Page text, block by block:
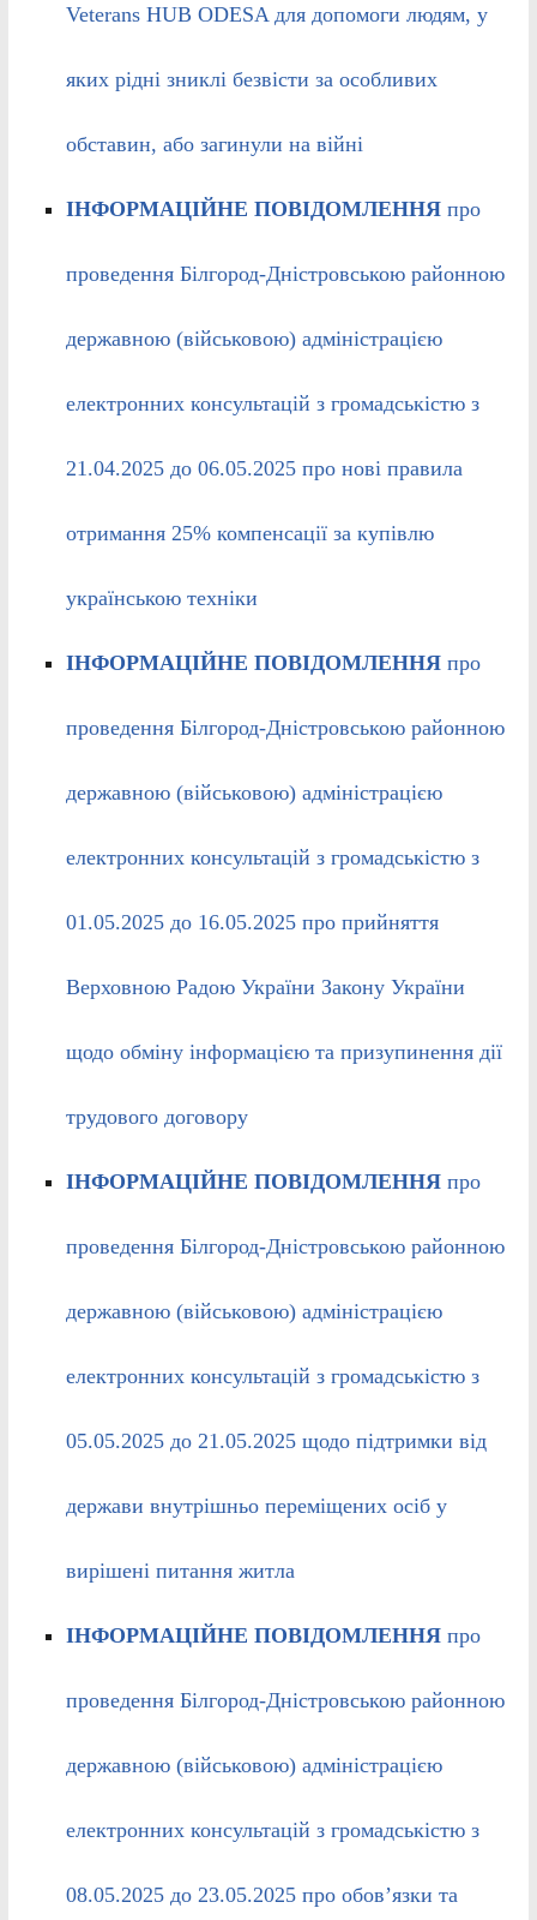
Veterans HUB ODESA для допомоги людям, у
яких рідні зниклі безвісти за особливих
обставин, або загинули на війні
ІНФОРМАЦІЙНЕ ПОВІДОМЛЕННЯпро
проведення Білгород-Дністровською районною
державною (військовою) адміністрацією
електронних консультацій з громадськістю з
21.04.2025 до 06.05.2025 про нові правила
отримання 25% компенсації за купівлю
українською техніки
ІНФОРМАЦІЙНЕ ПОВІДОМЛЕННЯпро
проведення Білгород-Дністровською районною
державною (військовою) адміністрацією
електронних консультацій з громадськістю з
01.05.2025 до 16.05.2025 про прийняття
Верховною Радою України Закону України
щодо обміну інформацією та призупинення дії
трудового договору
ІНФОРМАЦІЙНЕ ПОВІДОМЛЕННЯпро
проведення Білгород-Дністровською районною
державною (військовою) адміністрацією
електронних консультацій з громадськістю з
05.05.2025 до 21.05.2025 щодо підтримки від
держави внутрішньо переміщених осіб у
вирішені питання житла
ІНФОРМАЦІЙНЕ ПОВІДОМЛЕННЯпро
проведення Білгород-Дністровською районною
державною (військовою) адміністрацією
електронних консультацій з громадськістю з
08.05.2025 до 23.05.2025 про обов’язки та